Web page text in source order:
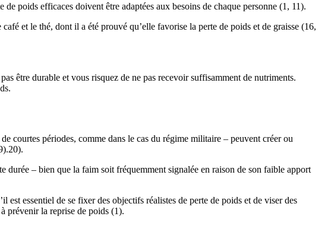
poids efficaces doivent être adaptées aux besoins de chaque personne (1, 11).
et le thé, dont il a été prouvé qu’elle favorise la perte de poids et de graisse (16,
être durable et vous risquez de ne pas recevoir suffisamment de nutriments.
courtes périodes, comme dans le cas du régime militaire – peuvent créer ou
durée – bien que la faim soit fréquemment signalée en raison de son faible apport
essentiel de se fixer des objectifs réalistes de perte de poids et de viser des
prévenir la reprise de poids (1).